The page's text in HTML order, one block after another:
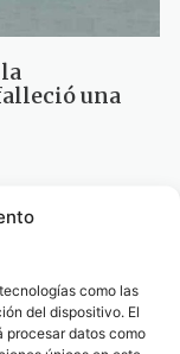
como las
del dispositivo. El
procesar datos como
una